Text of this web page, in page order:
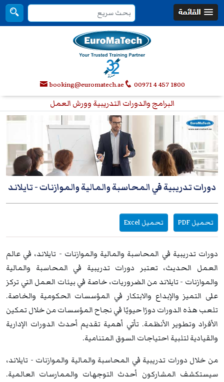
00971 4 457 1800
booking@euromatech.ae
البرامج والدورات التدريبية وورش العمل
دورات تدريبية في المحاسبة والمالية والموازنات- تايلاند
تحميل PDF تحميل Excel
دورات تدريبية في المحاسبة والمالية والموازنات - تايلاند، في عالم
العمل الحديث، تعتبر دورات تدريبية في المحاسبة والمالية
والموازنات - تايلاند من الضروريات، خاصة في بيئات العمل التي تركز
على التميز والإبداع والابتكار في المؤسسات الحكومية والخاصة.
تلعب هذه الدورات دورًا حيويًا في نجاح المؤسسات من خلال تمكين
الأفراد وتطوير الأنظمة. تأتي أهمية تقديم أحدث الدورات الإدارية
والقيادية لتلبية احتياجات السوق المتنامية.
من خلال دورات تدريبية في المحاسبة والمالية والموازنات - تايلاند،
سيستكشف المشاركون أحدث التوجهات والممارسات العالمية.